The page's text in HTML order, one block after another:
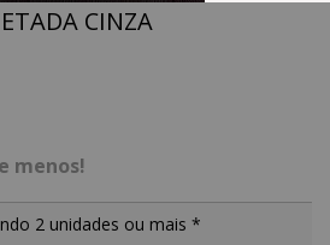
CINZA
menos!
2 unidades ou mais *